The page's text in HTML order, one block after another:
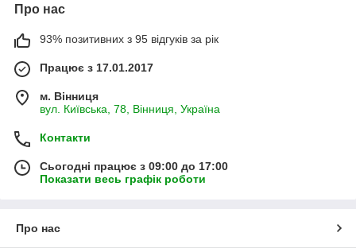
Про нас
93% позитивних з 95 відгуків за рік
Працює з 17.01.2017
м. Вінниця
вул. Київська, 78, Вінниця, Україна
Контакти
Сьогодні працює з 09:00 до 17:00
Показати весь графік роботи
Про нас